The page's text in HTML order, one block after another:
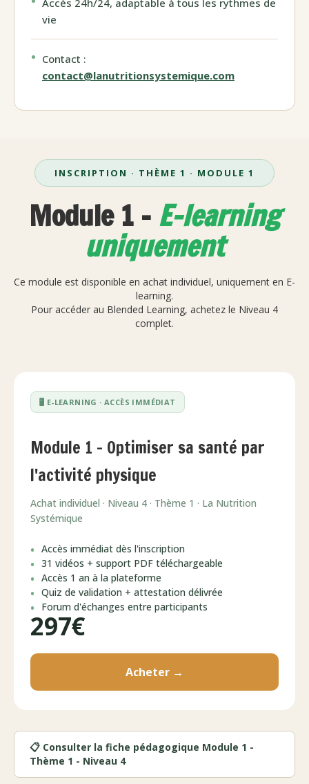
Accès 24h/24, adaptable à tous les rythmes de
vie
Contact :
contact@lanutritionsystemique.com
INSCRIPTION · THÈME 1 · MODULE 1
Module 1 - E-learning
uniquement
Ce module est disponible en achat individuel, uniquement en E-
learning.
Pour accéder au Blended Learning, achetez le Niveau 4
complet.
🖥️ E-LEARNING · ACCÈS IMMÉDIAT
Module 1 – Optimiser sa santé par
l'activité physique
Achat individuel · Niveau 4 · Thème 1 · La Nutrition
Systémique
Accès immédiat dès l'inscription
31 vidéos + support PDF téléchargeable
Accès 1 an à la plateforme
Quiz de validation + attestation délivrée
Forum d'échanges entre participants
297€
Acheter →
📋 Consulter la fiche pédagogique Module 1 -
Thème 1 - Niveau 4